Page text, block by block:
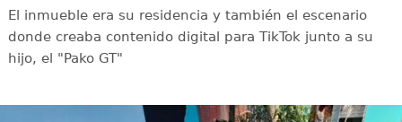
El inmueble era su residencia y también el escenario
donde creaba contenido digital para TikTok junto a su
hijo, el "Pako GT"